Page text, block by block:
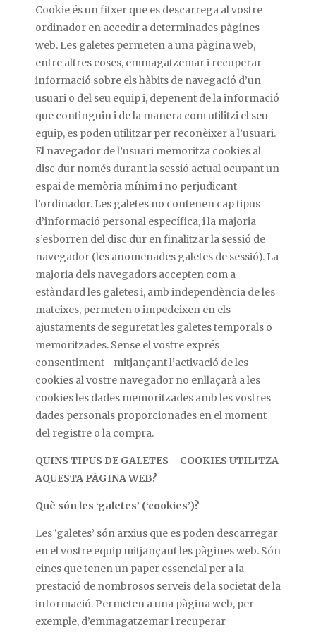
Cookie és un fitxer que es descarrega al vostre
ordinador en accedir a determinades pàgines
web. Les galetes permeten a una pàgina web,
entre altres coses, emmagatzemar i recuperar
informació sobre els hàbits de navegació d’un
usuari o del seu equip i, depenent de la informació
que continguin i de la manera com utilitzi el seu
equip, es poden utilitzar per reconèixer a l’usuari.
El navegador de l’usuari memoritza cookies al
disc dur només durant la sessió actual ocupant un
espai de memòria mínim i no perjudicant
l’ordinador. Les galetes no contenen cap tipus
d’informació personal específica, i la majoria
s’esborren del disc dur en finalitzar la sessió de
navegador (les anomenades galetes de sessió). La
majoria dels navegadors accepten com a
estàndard les galetes i, amb independència de les
mateixes, permeten o impedeixen en els
ajustaments de seguretat les galetes temporals o
memoritzades. Sense el vostre exprés
consentiment –mitjançant l’activació de les
cookies al vostre navegador no enllaçarà a les
cookies les dades memoritzades amb les vostres
dades personals proporcionades en el moment
del registre o la compra.
QUINS TIPUS DE GALETES – COOKIES UTILITZA
AQUESTA PÀGINA WEB?
Què són les ‘galetes’ (‘cookies’)?
Les ‘galetes’ són arxius que es poden descarregar
en el vostre equip mitjançant les pàgines web. Són
eines que tenen un paper essencial per a la
prestació de nombrosos serveis de la societat de la
informació. Permeten a una pàgina web, per
exemple, d’emmagatzemar i recuperar